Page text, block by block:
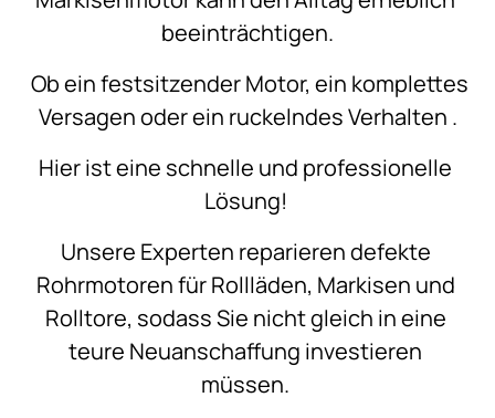
beeinträchtigen.
Ob ein festsitzender Motor, ein
Versagen oder ein ruckelndes Verhalten .
Hier ist eine schnelle und
Lösung!
Unsere Experten reparieren
Rohrmotoren für Rollläden, Markisen
Rolltore, sodass Sie nicht gleich in
teure Neuanschaffung
müssen.